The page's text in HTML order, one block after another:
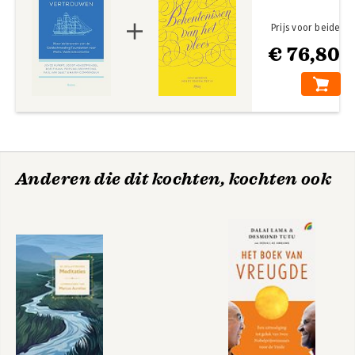
€ 76,80
Prijs voor beide
Anderen die dit kochten, kochten ook